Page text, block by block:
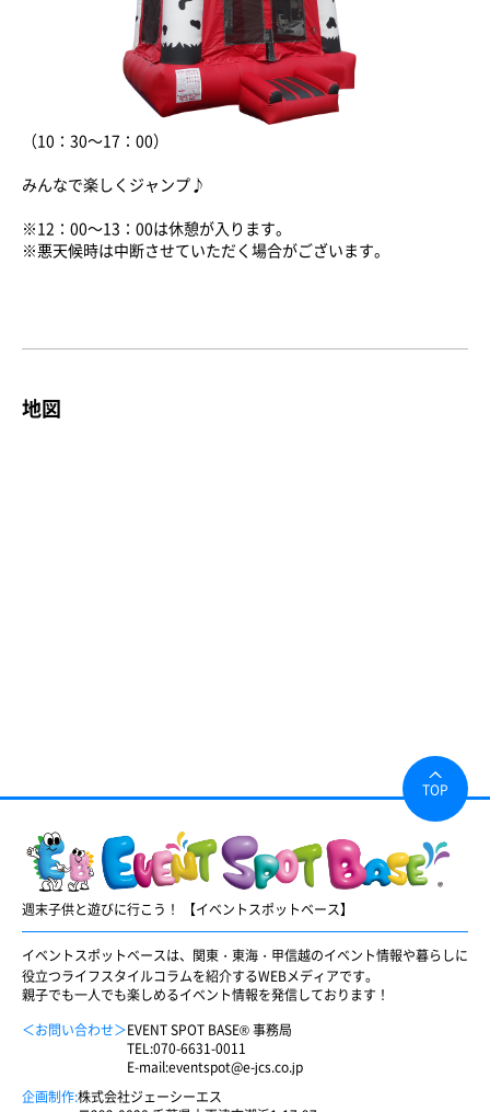
（10：30～17：00）
みんなで楽しくジャンプ♪
※12：00～13：00は休憩が入ります。
※悪天候時は中断させていただく場合がございます。
地図
週末子供と遊びに行こう！ 【イベントスポットベース】
イベントスポットベースは、関東・東海・甲信越のイベント情報や暮らしに
役立つライフスタイルコラムを紹介するWEBメディアです。
親子でも一人でも楽しめるイベント情報を発信しております！
＜お問い合わせ＞EVENT SPOT BASE® 事務局
TEL:070-6631-0011
E-mail:eventspot@e-jcs.co.jp
企画制作:株式会社ジェーシーエス
TOP